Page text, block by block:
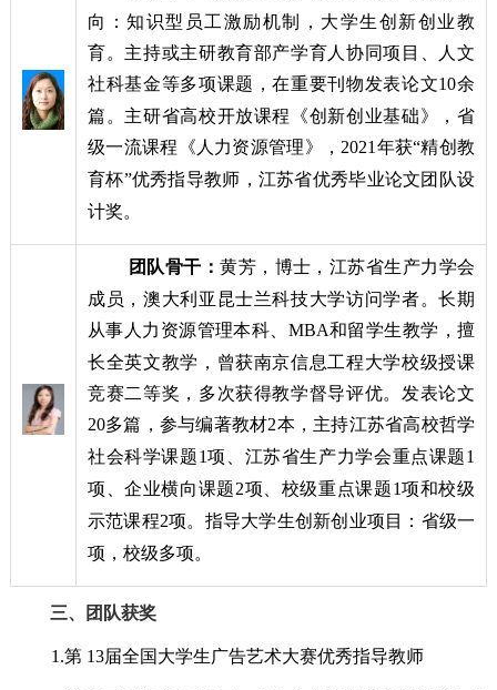
向：知识型员工激励机制，大学生创新创业教
育。主持或主研教育部产学育人协同项目、人文
社科基金等多项课题，在重要刊物发表论文10余
篇。主研省高校开放课程《创新创业基础》，省
级一流课程《人力资源管理》， 2021 年获“精创教
育杯”优秀指导教师，江苏省优秀毕业论文团队设
计奖。
团队骨干：黄芳，博士，江苏省生产力学会
成员，澳大利亚昆士兰科技大学访问学者。长期
从事人力资源管理本科、 MBA和留学生教学，擅
长全英文教学，曾获南京信息工程大学校级授课
竞赛二等奖，多次获得教学督导评优。发表论文
20多篇，参与编著教材2本，主持江苏省高校哲学
社会科学课题1项、江苏省生产力学会重点课题1
项、企业横向课题2项、校级重点课题1项和校级
示范课程2项。指导大学生创新创业项目：省级一
项，校级多项。
三、团队获奖
1.第 13届全国大学生广告艺术大赛优秀指导教师